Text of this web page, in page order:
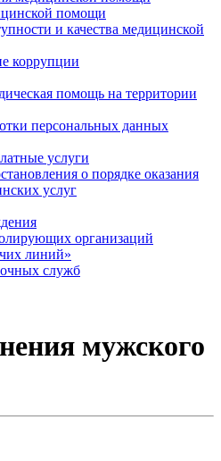
помощи
и качества медицинской
коррупции
помощь на территории
персональных данных
услуги
о порядке оказания
услуг
организаций
линий»
служб
мужского